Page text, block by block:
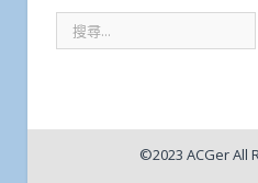
©2023 ACGer All